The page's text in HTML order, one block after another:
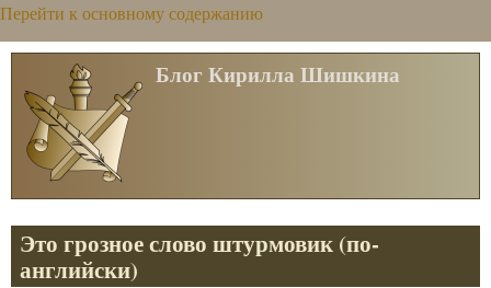
Перейти к основному содержанию
Блог Кирилла Шишкина
Это грозное слово штурмовик (по-
английски)